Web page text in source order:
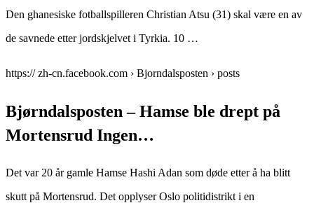
Den ghanesiske fotballspilleren Christian Atsu (31) skal være en av
de savnede etter jordskjelvet i Tyrkia. 10 …
https:// zh-cn.facebook.com › Bjorndalsposten › posts
Bjørndalsposten – Hamse ble drept på
Mortensrud Ingen…
Det var 20 år gamle Hamse Hashi Adan som døde etter å ha blitt
skutt på Mortensrud. Det opplyser Oslo politidistrikt i en